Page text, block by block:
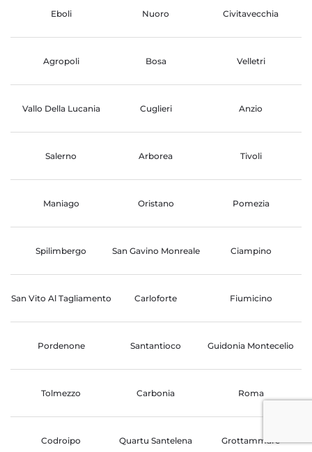
Eboli Nuoro Civitavecchia
Agropoli Bosa Velletri
Vallo Della Lucania Cuglieri Anzio
Salerno Arborea Tivoli
Maniago Oristano Pomezia
Spilimbergo San Gavino Monreale Ciampino
San Vito Al Tagliamento Carloforte Fiumicino
Pordenone Santantioco Guidonia Montecelio
Tolmezzo Carbonia Roma
Codroipo Quartu Santelena Grottammare